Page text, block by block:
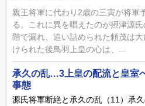
親王将軍に代わり2歳の三寅が将軍
る。これに異を唱えたのが摂津源
階で漏れ、追い詰められた頼茂は
けられた後鳥羽上皇の心は、...
承久の乱…3上皇の配流と皇室
事態
源氏将軍断絶と承久の乱（11）承